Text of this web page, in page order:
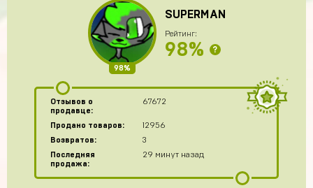
98%
SUPERMAN
Рейтинг:
98% ?
Отзывов о
продавце:
67672
Продано товаров:
12956
Возвратов:
3
Последняя
продажа:
29 минут назад